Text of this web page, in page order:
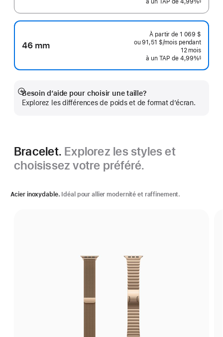
à un TAP de 4,99%
46 mm
À partir de 1 069 $
ou 91,51 $/mois par
mois
pendant
12 mois
à un TAP de 4,99%§
Besoin d’aide pour choisir une taille?
Explorez les différences de poids et de format d’écran.
En
montrer
Bracelet. Explorez les styles et
choisissez votre préféré.
Acier inoxydable. Idéal pour allier modernité et raffinement.